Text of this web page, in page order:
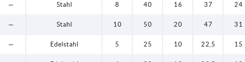
— Stahl 8 40 16 37 24
— Stahl 10 50 20 47 31
— Edelstahl 5 25 10 22,5 15